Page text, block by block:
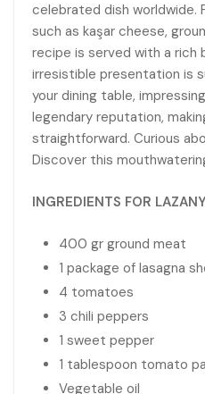
celebrated dish worldwide.
such as kaşar cheese,
recipe is served with a rich
irresistible presentation is
your dining table,
legendary reputation,
straightforward. Curious
Discover this
INGREDIENTS FOR
400 gr ground meat
1 package of lasagna
4 tomatoes
3 chili peppers
1 sweet pepper
1 tablespoon tomato
Vegetable oil